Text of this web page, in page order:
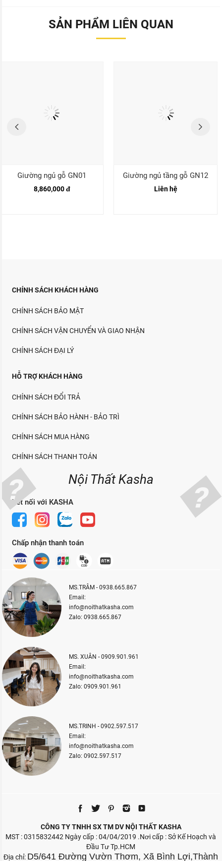
SẢN PHẨM LIÊN QUAN
Giường ngủ gỗ GN01
8,860,000 đ
Giường ngủ tầng gỗ GN12
Liên hệ
CHÍNH SÁCH KHÁCH HÀNG
CHÍNH SÁCH BẢO MẬT
CHÍNH SÁCH VẬN CHUYỂN VÀ GIAO NHẬN
CHÍNH SÁCH ĐẠI LÝ
HỖ TRỢ KHÁCH HÀNG
CHÍNH SÁCH ĐỔI TRẢ
CHÍNH SÁCH BẢO HÀNH - BẢO TRÌ
CHÍNH SÁCH MUA HÀNG
CHÍNH SÁCH THANH TOÁN
Nội Thất Kasha
Kết nối với KASHA
Chấp nhận thanh toán
MS.TRÂM - 0938.665.867
Email:
info@noithatkasha.com
Zalo: 0938.665.867
MS. XUÂN - 0909.901.961
Email:
info@noithatkasha.com
Zalo: 0909.901.961
MS.TRINH - 0902.597.517
Email:
info@noithatkasha.com
Zalo: 0902.597.517
CÔNG TY TNHH SX TM DV NỘI THẤT KASHA
MST : 0315832442 Ngày cấp : 04/04/2019 .Nơi cấp : Sở Kế Hoạch và
Đầu Tư Tp.HCM
Địa chỉ: D5/641 Đường Vườn Thơm, Xã Bình Lợi,Thành